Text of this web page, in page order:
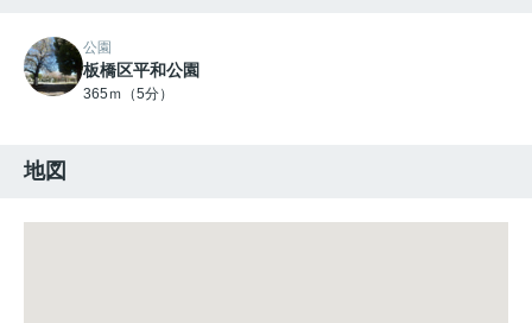
公園
板橋区平和公園
365ｍ（5分）
地図